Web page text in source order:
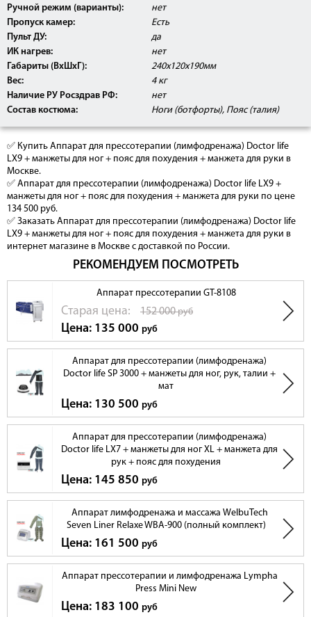
Ручной режим (варианты):
нет
Пропуск камер:
Есть
Пульт ДУ:
да
ИК нагрев:
нет
Габариты (ВxШxГ):
240х120х190мм
Вес:
4 кг
Наличие РУ Росздрав РФ:
нет
Состав костюма:
Ноги (ботфорты), Пояс (талия)
✅ Купить Аппарат для прессотерапии (лимфодренажа) Doctor life
LX9 + манжеты для ног + пояс для похудения + манжета для руки в
Москве.
✅ Аппарат для прессотерапии (лимфодренажа) Doctor life LX9 +
манжеты для ног + пояс для похудения + манжета для руки по цене
134 500 руб.
✅ Заказать Аппарат для прессотерапии (лимфодренажа) Doctor life
LX9 + манжеты для ног + пояс для похудения + манжета для руки в
интернет магазине в Москве с доставкой по России.
РЕКОМЕНДУЕМ ПОСМОТРЕТЬ
Аппарат прессотерапии GT-8108
Cтарая цена: 152 000руб
Цена: 135 000 руб
Аппарат для прессотерапии (лимфодренажа)
Doctor life SP 3000 + манжеты для ног, рук, талии +
мат
Цена: 130 500 руб
Аппарат для прессотерапии (лимфодренажа)
Doctor life LX7 + манжеты для ног XL + манжета для
рук + пояс для похудения
Цена: 145 850 руб
Аппарат лимфодренажа и массажа WelbuTech
Seven Liner Relaxe WBA-900 (полный комплект)
Цена: 161 500 руб
Аппарат прессотерапии и лимфодренажа Lympha
Press Mini New
Цена: 183 100 руб